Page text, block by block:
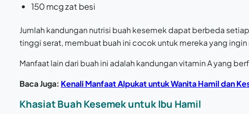
150 mcg zat besi
Jumlah kandungan nutrisi buah kesemek dapat berbeda
tinggi serat, membuat buah ini cocok untuk mereka yang
Manfaat lain dari buah ini adalah kandungan vitamin A yang
Baca Juga: Kenali Manfaat Alpukat untuk Wanita Hamil dan
Khasiat Buah Kesemek untuk Ibu Hamil